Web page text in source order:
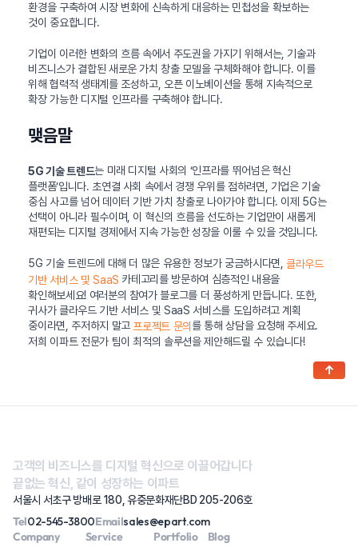
환경을 구축하여 시장 변화에 신속하게 대응하는 민첩성을 확보하는
것이 중요합니다.
기업이 이러한 변화의 흐름 속에서 주도권을 가지기 위해서는, 기술과
비즈니스가 결합된 새로운 가치 창출 모델을 구체화해야 합니다. 이를
위해 협력적 생태계를 조성하고, 오픈 이노베이션을 통해 지속적으로
확장 가능한 디지털 인프라를 구축해야 합니다.
맺음말
5G 기술 트렌드는 미래 디지털 사회의 ‘인프라를 뛰어넘은 혁신
플랫폼’입니다. 초연결 사회 속에서 경쟁 우위를 점하려면, 기업은 기술
중심 사고를 넘어 데이터 기반 가치 창출로 나아가야 합니다. 이제 5G는
선택이 아니라 필수이며, 이 혁신의 흐름을 선도하는 기업만이 새롭게
재편되는 디지털 경제에서 지속 가능한 성장을 이룰 수 있을 것입니다.
5G 기술 트렌드에 대해 더 많은 유용한 정보가 궁금하시다면, 클라우드
기반 서비스 및 SaaS 카테고리를 방문하여 심층적인 내용을
확인해보세요! 여러분의 참여가 블로그를 더 풍성하게 만듭니다. 또한,
귀사가 클라우드 기반 서비스 및 SaaS 서비스를 도입하려고 계획
중이라면, 주저하지 말고 프로젝트 문의를 통해 상담을 요청해 주세요.
저희 이파트 전문가 팀이 최적의 솔루션을 제안해드릴 수 있습니다!
고객의 비즈니스를 디지털 혁신으로 이끌어갑니다
끝없는 혁신, 같이 성장하는 이파트
서울시 서초구 방배로 180, 유중문화재단BD 205-206호
Tel02-545-3800Emailsales@epart.com
Company
Service
Portfolio
Blog
↑